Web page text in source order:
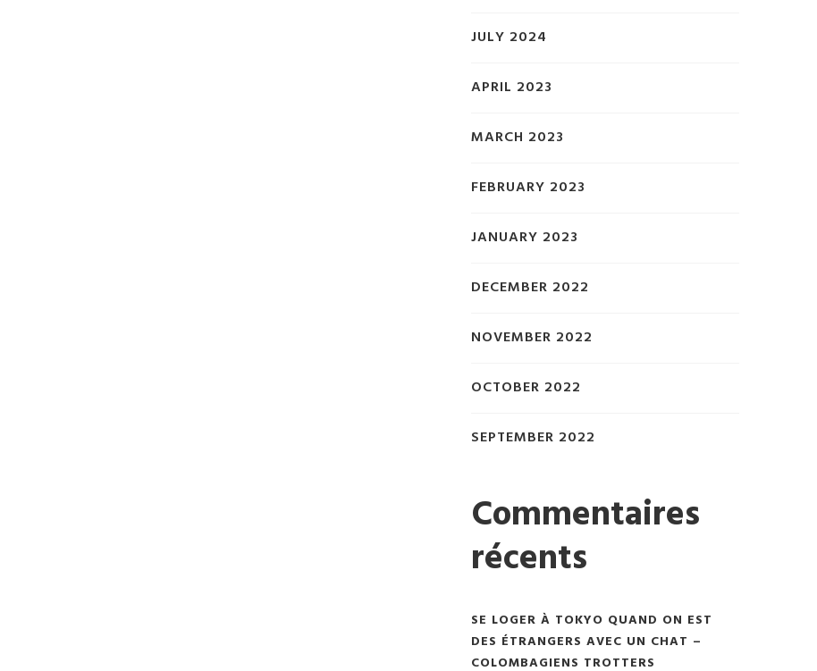
JULY 2024
APRIL 2023
MARCH 2023
FEBRUARY 2023
JANUARY 2023
DECEMBER 2022
NOVEMBER 2022
OCTOBER 2022
SEPTEMBER 2022
Commentaires
récents
SE LOGER À TOKYO QUAND ON EST
DES ÉTRANGERS AVEC UN CHAT –
COLOMBAGIENS TROTTERS